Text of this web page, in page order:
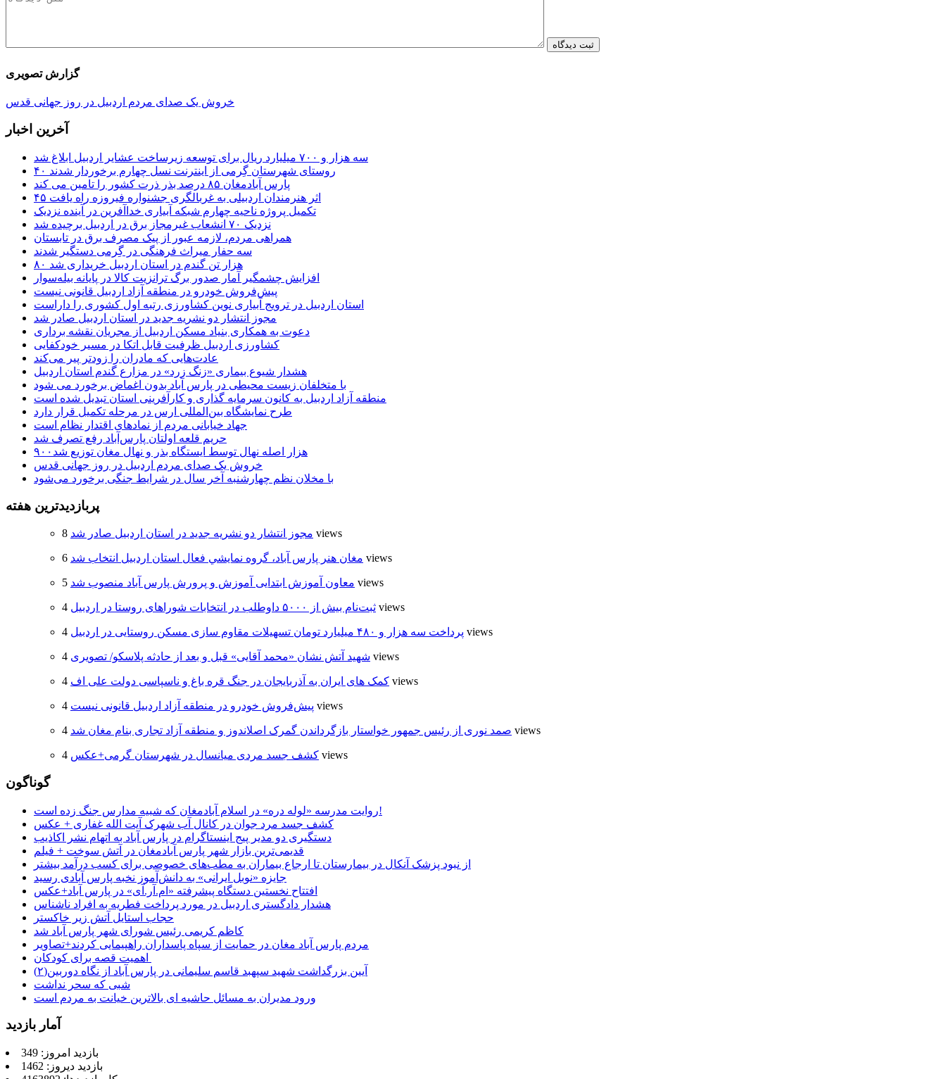
گزارش تصویری
خروش یک صدای مردم اردبیل در روز جهانی قدس
آخرین اخبار
سه هزار و ۷۰۰ میلیارد ریال برای توسعه زیرساخت عشایر اردبیل ابلاغ شد
۴۰ روستای شهرستان گِرمی از اینترنت نسل چهارم برخوردار شدند
پارس آبادمغان ۸۵ درصد بذر ذرت کشور را تامین می کند
۴۵ اثر هنرمندان اردبیلی به غربالگری جشنواره فیروزه راه یافت
تکمیل پروژه ناحیه چهارم شبکه آبیاری خداآفرین در آینده نزدیک
نزدیک ۷۰ انشعاب غیرمجاز برق در اردبیل برچیده شد
همراهی مردم، لازمه عبور از پیک مصرف برق در تابستان
سه حفار میراث فرهنگی در گِرمی دستگیر شدند
۸۰ هزار تن گندم در استان اردبیل خریداری شد
افزایش چشمگیر آمار صدور برگ ترانزیت کالا در پایانه بیله‌سوار
پیش‌فروش خودرو در منطقه آزاد اردبیل قانونی نیست
استان اردبیل در ترویج آبیاری نوین کشاورزی رتبه اول کشوری را داراست
مجوز انتشار دو نشریه جدید در استان اردبیل صادر شد
دعوت به همکاری بنیاد مسکن اردبیل از مجریان نقشه برداری
کشاورزی اردبیل ظرفیت قابل اتکا در مسیر خودکفایی
عادت‌هایی که مادران را زودتر پیر می‌کند
هشدار شیوع بیماری «زنگ زرد» در مزارع گندم استان اردبیل
با متخلفان زیست محیطی در پارس آباد بدون اغماض برخورد می شود
منطقه آزاد اردبیل به کانون سرمایه گذاری و کارآفرینی استان تبدیل شده است
طرح نمایشگاه بین‌المللی ارس در مرحله تکمیل قرار دارد
جهاد خیابانی مردم از نمادهای اقتدار نظام است
حریم قلعه اولتان پارس‌آباد رفع تصرف شد
۹۰۰هزار اصله نهال توسط ایستگاه بذر و نهال مغان توزیع شد
خروش یک صدای مردم اردبیل در روز جهانی قدس
با مخلان نظم چهارشنبه‌ آخر سال در شرایط جنگی برخورد می‌شود
پربازدیدترین هفته
مجوز انتشار دو نشریه جدید در استان اردبیل صادر شد 8 views
مغان هنر پارس آباد، گروه نمايشي فعال استان اردبيل انتخاب شد 6 views
معاون آموزش ابتدایی آموزش و پرورش پارس آباد منصوب شد 5 views
ثبت‌نام بیش از ۵۰۰۰ داوطلب در انتخابات شوراهای روستا در اردبیل 4 views
پرداخت سه هزار و ۴۸۰ میلیارد تومان تسهیلات مقاوم سازی مسکن روستایی در اردبیل 4 views
شهید آتش نشان «محمد آقایی» قبل و بعد از حادثه پلاسکو/ تصویری 4 views
کمک های ایران به آذربایجان در جنگ قره باغ و ناسپاسی دولت علی اف 4 views
پیش‌فروش خودرو در منطقه آزاد اردبیل قانونی نیست 4 views
صمد نوری از رئیس جمهور خواستار بازگرداندن گمرک اصلاندوز و منطقه آزاد تجاری بنام مغان شد 4 views
کشف جسد مردی میانسال در شهرستان گرمی+عکس 4 views
گوناگون
روایت مدرسه «لوله دره» در اسلام آبادمغان که شبیه مدارس جنگ زده است!
کشف جسد مرد جوان در کانال آب شهرک آیت الله غفاری + عکس
دستگیری دو مدیر پیج اینستاگرام در پارس آباد به اتهام نشر اکاذیب
قدیمی‌ترین بازار شهر پارس آبادمغان در آتش سوخت + فیلم
از نبود پزشک آنکال در بیمارستان تا ارجاع بیماران به مطب‌های خصوصی برای کسب درآمد بیشتر
جایزه «نوبل ایرانی» به دانش‌آموز نخبه پارس آبادی رسید
افتتاح نخستین دستگاه پیشرفته «ام.آر.آی» در پارس آباد+عکس
هشدار دادگستری اردبیل در مورد پرداخت فطریه به افراد ناشناس
حجاب استایل آتش زیر خاکستر
کاظم کریمی رئیس شورای شهر پارس آباد شد
مردم پارس آباد مغان در حمایت از سپاه پاسداران راهپیمایی کردند+تصاویر
آیین بزرگداشت شهید سپهبد قاسم سلیمانی در پارس آباد از نگاه دوربین(۲)
شبی که سحر نداشت
ورود مدیران به مسائل حاشیه ای بالاترین خیانت به مردم است
آمار بازدید
بازدید امروز: 349
بازدید دیروز: 1462